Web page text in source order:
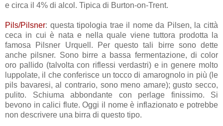
e circa il 4% di alcol. Tipica di Burton-on-Trent.
Pils/Pilsner: questa tipologia trae il nome da Pilsen, la città
ceca in cui è nata e nella quale viene tuttora prodotta la
famosa Pilsner Urquell. Per questo tali birre sono dette
anche pilsner. Sono birre a bassa fermentazione, di color
oro pallido (talvolta con riflessi verdastri) e in genere molto
luppolate, il che conferisce un tocco di amarognolo in più (le
pils bavaresi, al contrario, sono meno amare); gusto secco,
pulito. Schiuma abbondante con perlage finissimo. Si
bevono in calici flute. Oggi il nome è inflazionato e potrebbe
non descrivere una birra di questo tipo.